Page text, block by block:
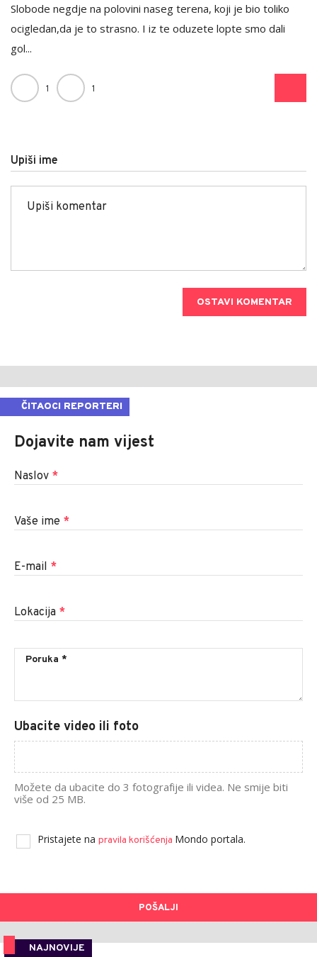
Slobode negdje na polovini naseg terena, koji je bio toliko
ocigledan,da je to strasno. I iz te oduzete lopte smo dali
gol...
1 1
Upiši ime
OSTAVI KOMENTAR
ČITAOCI REPORTERI
Dojavite nam vijest
Naslov *
Vaše ime *
E-mail *
Lokacija *
Ubacite video ili foto
Možete da ubacite do 3 fotografije ili videa. Ne smije biti
više od 25 MB.
Pristajete na pravila korišćenja Mondo portala.
POŠALJI
NAJNOVIJE